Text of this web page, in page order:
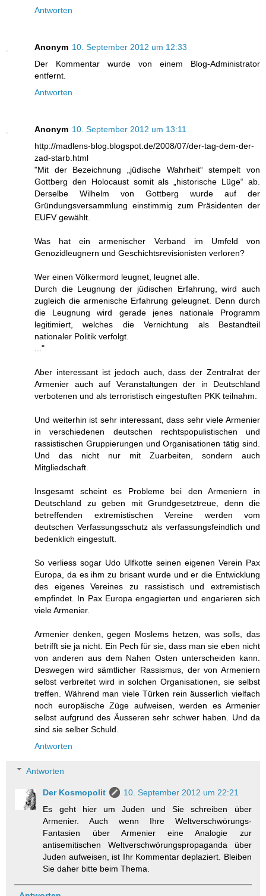
Antworten
Anonym 10. September 2012 um 12:33
Der Kommentar wurde von einem Blog-Administrator
entfernt.
Antworten
Anonym 10. September 2012 um 13:11
http://madlens-blog.blogspot.de/2008/07/der-tag-dem-der-
zad-starb.html
"Mit der Bezeichnung „jüdische Wahrheit“ stempelt von
Gottberg den Holocaust somit als „historische Lüge“ ab.
Derselbe Wilhelm von Gottberg wurde auf der
Gründungsversammlung einstimmig zum Präsidenten der
EUFV gewählt.
Was hat ein armenischer Verband im Umfeld von
Genozidleugnern und Geschichtsrevisionisten verloren?
Wer einen Völkermord leugnet, leugnet alle.
Durch die Leugnung der jüdischen Erfahrung, wird auch
zugleich die armenische Erfahrung geleugnet. Denn durch
die Leugnung wird gerade jenes nationale Programm
legitimiert, welches die Vernichtung als Bestandteil
nationaler Politik verfolgt.
..."
Aber interessant ist jedoch auch, dass der Zentralrat der
Armenier auch auf Veranstaltungen der in Deutschland
verbotenen und als terroristisch eingestuften PKK teilnahm.
Und weiterhin ist sehr interessant, dass sehr viele Armenier
in verschiedenen deutschen rechtspopulistischen und
rassistischen Gruppierungen und Organisationen tätig sind.
Und das nicht nur mit Zuarbeiten, sondern auch
Mitgliedschaft.
Insgesamt scheint es Probleme bei den Armeniern in
Deutschland zu geben mit Grundgesetztreue, denn die
betreffenden extremistischen Vereine werden vom
deutschen Verfassungsschutz als verfassungsfeindlich und
bedenklich eingestuft.
So verliess sogar Udo Ulfkotte seinen eigenen Verein Pax
Europa, da es ihm zu brisant wurde und er die Entwicklung
des eigenes Vereines zu rassistisch und extremistisch
empfindet. In Pax Europa engagierten und engarieren sich
viele Armenier.
Armenier denken, gegen Moslems hetzen, was solls, das
betrifft sie ja nicht. Ein Pech für sie, dass man sie eben nicht
von anderen aus dem Nahen Osten unterscheiden kann.
Deswegen wird sämtlicher Rassismus, der von Armeniern
selbst verbreitet wird in solchen Organisationen, sie selbst
treffen. Während man viele Türken rein äusserlich vielfach
noch europäische Züge aufweisen, werden es Armenier
selbst aufgrund des Äusseren sehr schwer haben. Und da
sind sie selber Schuld.
Antworten
Antworten
Der Kosmopolit
10. September 2012 um 22:21
Es geht hier um Juden und Sie schreiben über
Armenier. Auch wenn Ihre Weltverschwörungs-
Fantasien über Armenier eine Analogie zur
antisemitischen Weltverschwörungspropaganda über
Juden aufweisen, ist Ihr Kommentar deplaziert. Bleiben
Sie daher bitte beim Thema.